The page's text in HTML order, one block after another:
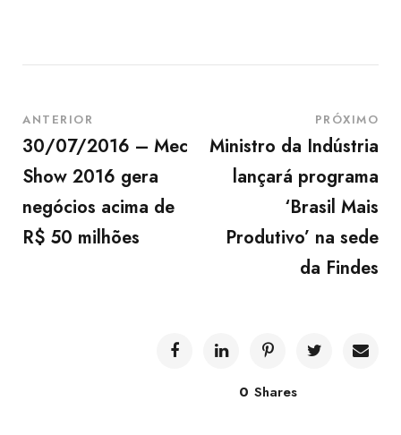
ANTERIOR
30/07/2016 – Mec
Show 2016 gera
negócios acima de
R$ 50 milhões
PRÓXIMO
Ministro da Indústria
lançará programa
‘Brasil Mais
Produtivo’ na sede
da Findes
0 Shares